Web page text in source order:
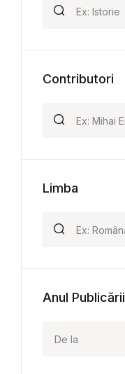
Contributori
Limba
Anul Publicării